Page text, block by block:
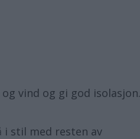
vind og gi god isolasjon.
stil med resten av